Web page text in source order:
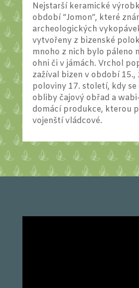
Nejstarší keramické
období “Jomon”, které
archeologických
vytvořeny z bizenské
mnoho z nich bylo páleno
ohni či v jámách. Vrchol
zažíval bizen v období 15.,
poloviny 17. století, kdy se
obliby čajový obřad a
domácí produkce, kterou
vojenští vládcové.